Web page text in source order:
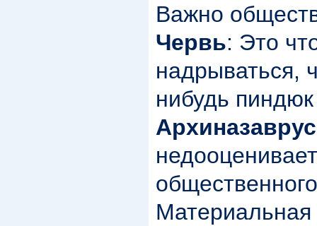
Важно
Червь: Это
надрываться,
нибудь
Архиназаврус
Материальная